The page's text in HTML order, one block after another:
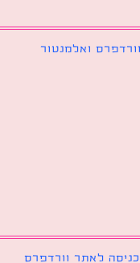
ואלמנטור
וורדפרס